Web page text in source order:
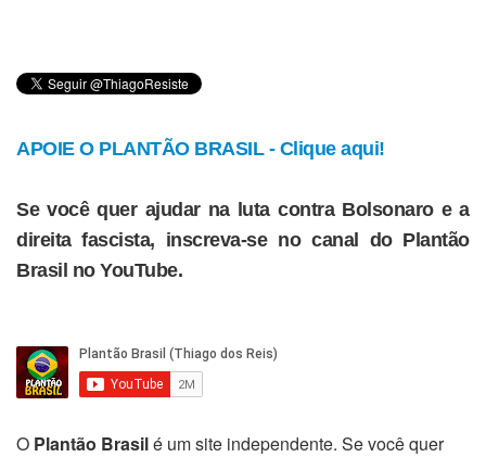
APOIE O PLANTÃO BRASIL - Clique aqui!
Se você quer ajudar na luta contra Bolsonaro e a
direita fascista, inscreva-se no canal do Plantão
Brasil no YouTube.
O Plantão Brasilé um site independente. Se você quer